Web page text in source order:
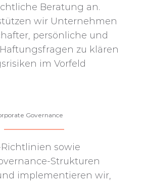
Governance
sowie
Strukturen
implementieren wir,
Beratung an.
wir Unternehmen
persönliche und
zu klären
im Vorfeld